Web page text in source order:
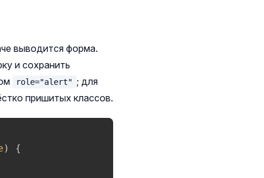
выводится форма.
и сохранить
role="alert" ; для
пришитых классов.
)
{